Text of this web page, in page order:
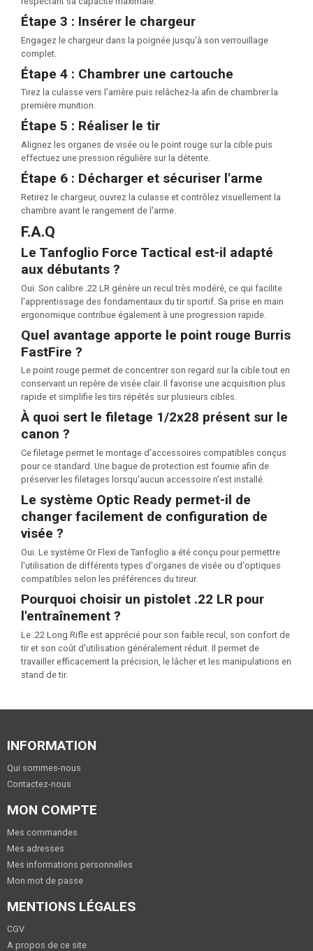
Étape 3 : Insérer le chargeur
Engagez le chargeur dans la poignée jusqu'à son verrouillage
complet.
Étape 4 : Chambrer une cartouche
Tirez la culasse vers l'arrière puis relâchez-la afin de chambrer la
première munition.
Étape 5 : Réaliser le tir
Alignez les organes de visée ou le point rouge sur la cible puis
effectuez une pression régulière sur la détente.
Étape 6 : Décharger et sécuriser l'arme
Retirez le chargeur, ouvrez la culasse et contrôlez visuellement la
chambre avant le rangement de l'arme.
F.A.Q
Le Tanfoglio Force Tactical est-il adapté
aux débutants ?
Oui. Son calibre .22 LR génère un recul très modéré, ce qui facilite
l'apprentissage des fondamentaux du tir sportif. Sa prise en main
ergonomique contribue également à une progression rapide.
Quel avantage apporte le point rouge Burris
FastFire ?
Le point rouge permet de concentrer son regard sur la cible tout en
conservant un repère de visée clair. Il favorise une acquisition plus
rapide et simplifie les tirs répétés sur plusieurs cibles.
À quoi sert le filetage 1/2x28 présent sur le
canon ?
Ce filetage permet le montage d'accessoires compatibles conçus
pour ce standard. Une bague de protection est fournie afin de
préserver les filetages lorsqu'aucun accessoire n'est installé.
Le système Optic Ready permet-il de
changer facilement de configuration de
visée ?
Oui. Le système Or Flexi de Tanfoglio a été conçu pour permettre
l'utilisation de différents types d'organes de visée ou d'optiques
compatibles selon les préférences du tireur.
Pourquoi choisir un pistolet .22 LR pour
l'entraînement ?
Le .22 Long Rifle est apprécié pour son faible recul, son confort de
tir et son coût d'utilisation généralement réduit. Il permet de
travailler efficacement la précision, le lâcher et les manipulations en
stand de tir.
INFORMATION
Qui sommes-nous
Contactez-nous
MON COMPTE
Mes commandes
Mes adresses
Mes informations personnelles
Mon mot de passe
MENTIONS LÉGALES
CGV
A propos de ce site